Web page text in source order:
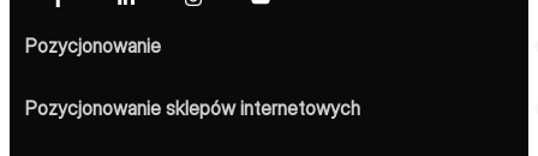
Pozycjonowanie
Pozycjonowanie sklepów internetowych